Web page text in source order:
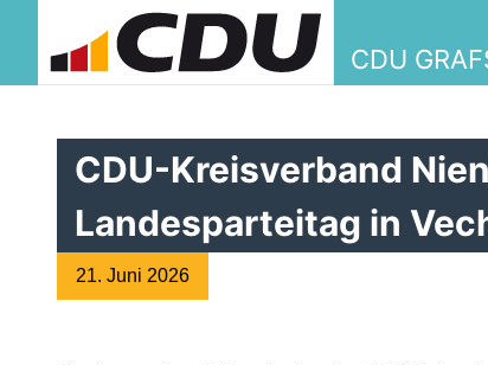
CDU
CDU-Kreisverband
Landesparteitag in
21. Juni 2026